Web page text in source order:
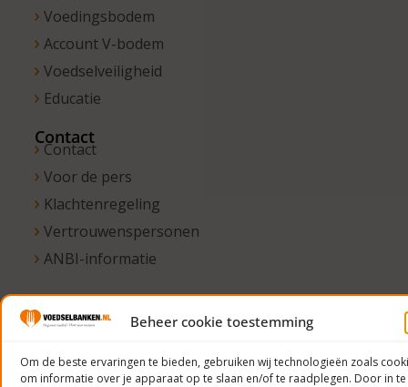
Beheer cookie toestemming
Om de beste ervaringen te bieden, gebruiken wij technologieën zoals
om informatie over je apparaat op te slaan en/of te raadplegen. Door in te
Voedingsbodem
Account V-bodem
Voedselveiligheid
Educatie
Contact
Contact
Voor de pers
Klachtenregeling
Vertrouwenspersonen
ANBI-informatie
Voedselbanken